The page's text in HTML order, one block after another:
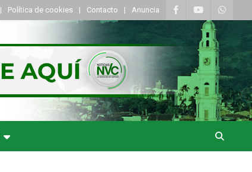
Política de cookies Contacto Anuncia